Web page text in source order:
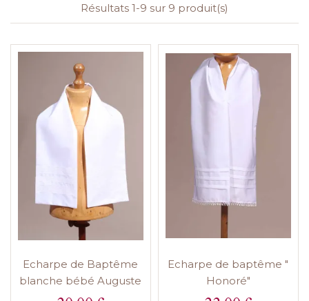
Résultats 1-9 sur 9 produit(s)
Echarpe de Baptême
blanche bébé Auguste
Echarpe de baptême "
Honoré"